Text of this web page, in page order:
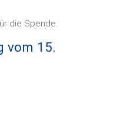
die Spende.
vom 15.